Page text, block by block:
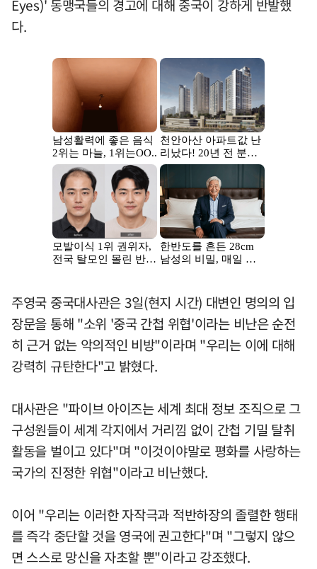
Eyes)' 동맹국들의 경고에 대해 중국이 강하게 반발했
다.
주영국 중국대사관은 3일(현지 시간) 대변인 명의의 입
장문을 통해 "소위 '중국 간첩 위협'이라는 비난은 순전
히 근거 없는 악의적인 비방"이라며 "우리는 이에 대해
강력히 규탄한다"고 밝혔다.
대사관은 "파이브 아이즈는 세계 최대 정보 조직으로 그
구성원들이 세계 각지에서 거리낌 없이 간첩 기밀 탈취
활동을 벌이고 있다"며 "이것이야말로 평화를 사랑하는
국가의 진정한 위협"이라고 비난했다.
이어 "우리는 이러한 자작극과 적반하장의 졸렬한 행태
를 즉각 중단할 것을 영국에 권고한다"며 "그렇지 않으
면 스스로 망신을 자초할 뿐"이라고 강조했다.